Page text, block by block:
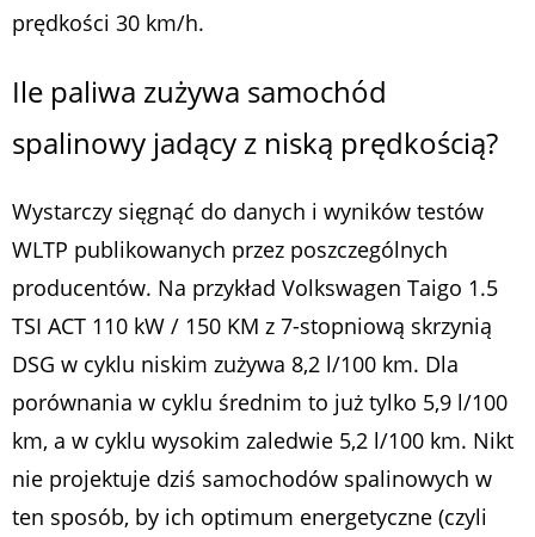
prędkości 30 km/h.
Ile paliwa zużywa samochód
spalinowy jadący z niską prędkością?
Wystarczy sięgnąć do danych i wyników testów
WLTP publikowanych przez poszczególnych
producentów. Na przykład Volkswagen Taigo 1.5
TSI ACT 110 kW / 150 KM z 7-stopniową skrzynią
DSG w cyklu niskim zużywa 8,2 l/100 km. Dla
porównania w cyklu średnim to już tylko 5,9 l/100
km, a w cyklu wysokim zaledwie 5,2 l/100 km. Nikt
nie projektuje dziś samochodów spalinowych w
ten sposób, by ich optimum energetyczne (czyli